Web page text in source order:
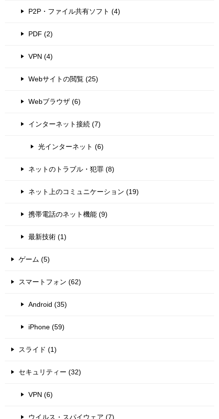
P2P・ファイル共有ソフト (4)
PDF (2)
VPN (4)
Webサイトの閲覧 (25)
Webブラウザ (6)
インターネット接続 (7)
光インターネット (6)
ネットのトラブル・犯罪 (8)
ネット上のコミュニケーション (19)
携帯電話のネット機能 (9)
最新技術 (1)
ゲーム (5)
スマートフォン (62)
Android (35)
iPhone (59)
スライド (1)
セキュリティー (32)
VPN (6)
ウイルス・スパイウェア (7)